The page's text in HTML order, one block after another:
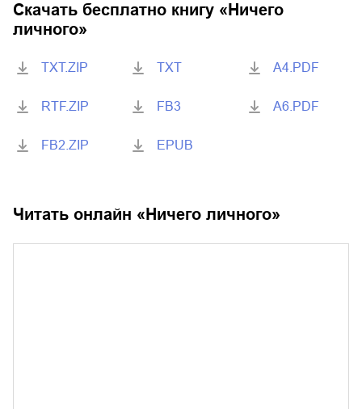
Скачать бесплатно книгу « Ничего
личного»
TXT.ZIP
RTF.ZIP
FB2.ZIP
TXT
FB3
EPUB
A4.PDF
A6.PDF
Читать онлайн « Ничего личного»